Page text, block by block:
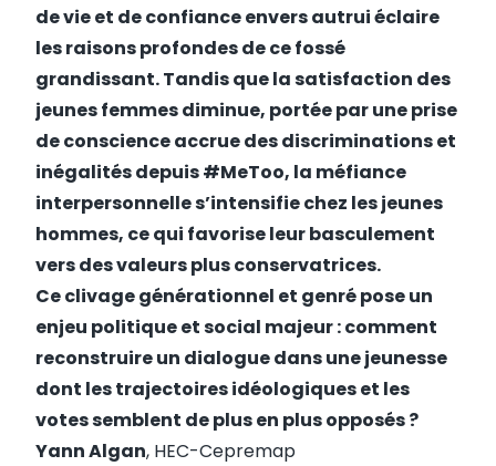
de vie et de confiance envers autrui éclaire
les raisons profondes de ce fossé
grandissant. Tandis que la satisfaction des
jeunes femmes diminue, portée par une prise
de conscience accrue des discriminations et
inégalités depuis#MeToo, la méfiance
interpersonnelle s’intensifie chez les jeunes
hommes, ce qui favorise leur basculement
vers des valeurs plus conservatrices.
Ce clivage générationnel et genré pose un
enjeu politique et social majeur : comment
reconstruire un dialogue dans une jeunesse
dont les trajectoires idéologiques et les
votes semblent de plus en plus opposés ?
Yann Algan, HEC-Cepremap